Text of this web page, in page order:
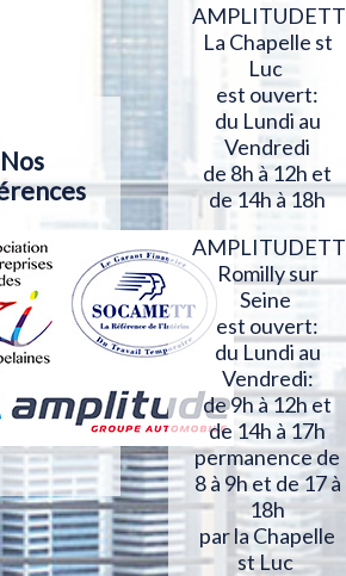
Nos
AMPLITUDETT
La Chapelle st
Luc
est ouvert:
du Lundi au
Vendredi
de 8h à 12h et
de 14h à 18h
AMPLITUDETT
Romilly sur
Seine
est ouvert:
du Lundi au
Vendredi:
de 9h à 12h et
de 14h à 17h
permanence de
8 à 9h et de 17 à
18h
par la Chapelle
st Luc